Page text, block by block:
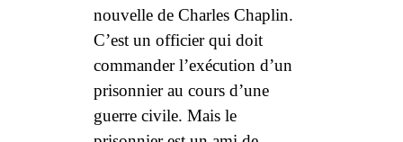
nouvelle de Charles Chaplin.
C’est un officier qui doit
commander l’exécution d’un
prisonnier au cours d’une
guerre civile. Mais le